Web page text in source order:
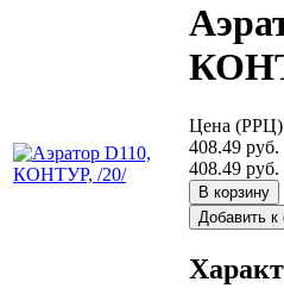
Цена (РРЦ)
408.49 руб.
408.49 руб.
В корзину
Добавить